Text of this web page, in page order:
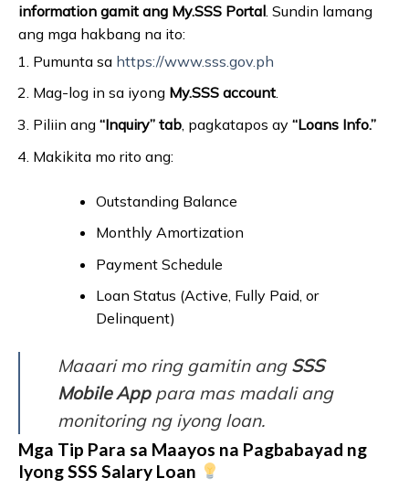
information gamit ang My.SSS Portal . Sundin lamang
ang mga hakbang na ito:
Pumunta sa https://www.sss.gov.ph
Mag-log in sa iyong My.SSS account.
Piliin ang “Inquiry” tab, pagkatapos ay “Loans Info.”
Makikita mo rito ang:
Outstanding Balance
Monthly Amortization
Payment Schedule
Loan Status (Active, Fully Paid, or
Delinquent)
Maaari mo ring gamitin ang SSS
Mobile Apppara mas madali ang
monitoring ng iyong loan.
Mga Tip Para sa Maayos na Pagbabayad ng
Iyong SSS Salary Loan